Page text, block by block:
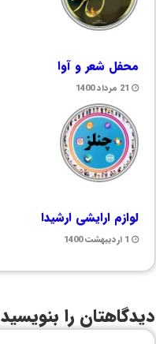
محفل شعر و آوا
21 مرداد 1400
لوازم ارایشی ارشیدا
1 اردیبهشت 1400
دیدگاهتان را بنویسید